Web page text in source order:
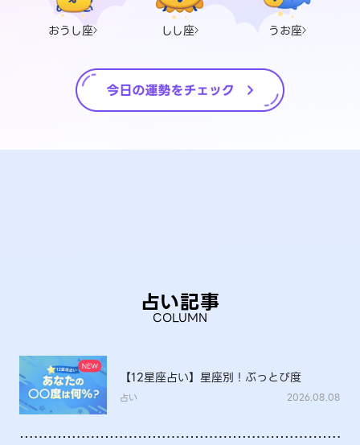
おうし座 しし座 うお座
占い記事
COLUMN
【12星座占い】星座別！ぶっとび度
占い 2026.08.08